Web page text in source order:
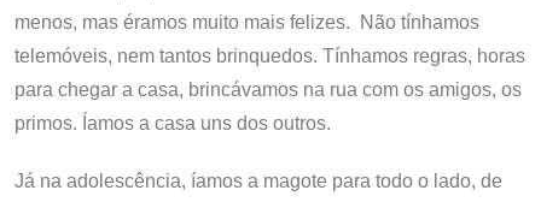
menos, mas éramos muito mais felizes. Não tínhamos
telemóveis, nem tantos brinquedos. Tínhamos regras, horas
para chegar a casa, brincávamos na rua com os amigos, os
primos. Íamos a casa uns dos outros.
Já na adolescência, íamos a magote para todo o lado, de